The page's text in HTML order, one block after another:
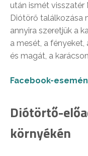
után ismét visszatér
Diótörő találkozása
annyira szeretjük a
a mesét, a
és magát, a
Facebook-
Diótörtő-
környékén